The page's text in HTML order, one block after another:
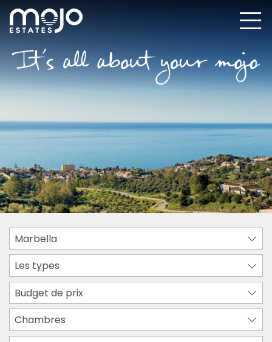
Marbella
Les types
Budget de prix
Chambres